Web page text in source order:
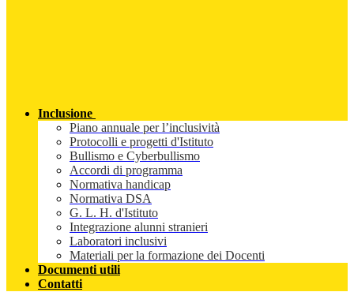
Inclusione
Piano annuale per l’inclusività
Protocolli e progetti d'Istituto
Bullismo e Cyberbullismo
Accordi di programma
Normativa handicap
Normativa DSA
G. L. H. d'Istituto
Integrazione alunni stranieri
Laboratori inclusivi
Materiali per la formazione dei Docenti
Documenti utili
Contatti